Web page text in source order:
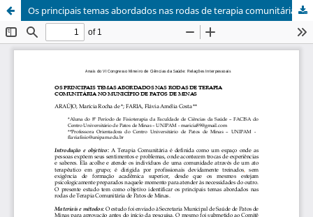
Os principais temas abordados nas rodas de terapia comunitária no município de Patos de Minas